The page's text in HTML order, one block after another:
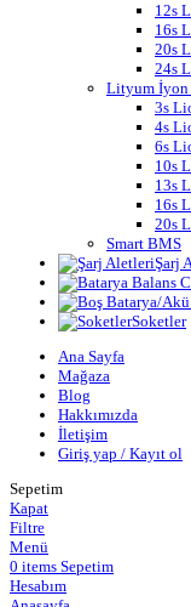
12s
16s
20s
24s
Lityum İyon
3s
4s
6s
10s
13s
16s
20s
Smart BMS
Şarj
Soketler
Ana Sayfa
Mağaza
Blog
Hakkımızda
İletişim
Giriş yap / Kayıt ol
Sepetim
Kapat
Filtre
Menü
0 items Sepetim
Hesabım